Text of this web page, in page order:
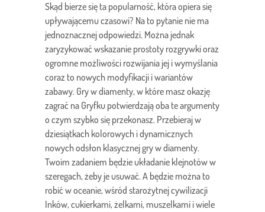
Skąd bierze się ta popularność, która opiera się
upływającemu czasowi? Na to pytanie nie ma
jednoznacznej odpowiedzi. Można jednak
zaryzykować wskazanie prostoty rozgrywki oraz
ogromne możliwości rozwijania jej i wymyślania
coraz to nowych modyfikacji i wariantów
zabawy. Gry w diamenty, w które masz okazję
zagrać na Gryfku potwierdzają oba te argumenty
o czym szybko się przekonasz. Przebieraj w
dziesiątkach kolorowych i dynamicznych
nowych odsłon klasycznej gry w diamenty.
Twoim zadaniem będzie układanie klejnotów w
szeregach, żeby je usuwać. A będzie można to
robić w oceanie, wśród starożytnej cywilizacji
Inków, cukierkami, żelkami, muszelkami i wiele